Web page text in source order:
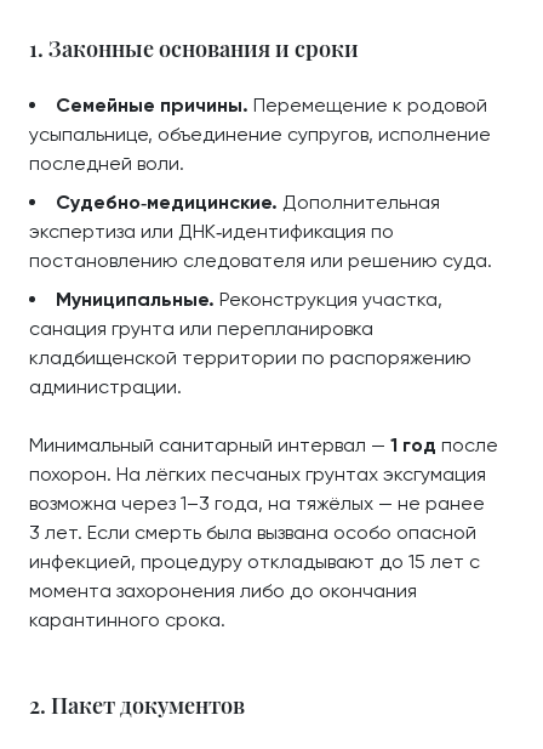
1. Законные основания и сроки
Семейные причины. Перемещение к родовой
усыпальнице, объединение супругов, исполнение
последней воли.
Судебно‑медицинские. Дополнительная
экспертиза или ДНК‑идентификация по
постановлению следователя или решению суда.
Муниципальные. Реконструкция участка,
санация грунта или перепланировка
кладбищенской территории по распоряжению
администрации.
Минимальный санитарный интервал — 1 год после
похорон. На лёгких песчаных грунтах эксгумация
возможна через 1–3 года, на тяжёлых — не ранее
3 лет. Если смерть была вызвана особо опасной
инфекцией, процедуру откладывают до 15 лет с
момента захоронения либо до окончания
карантинного срока.
2. Пакет документов